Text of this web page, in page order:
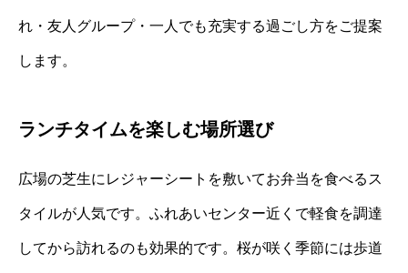
れ・友人グループ・一人でも充実する過ごし方をご提案
します。
ランチタイムを楽しむ場所選び
広場の芝生にレジャーシートを敷いてお弁当を食べるス
タイルが人気です。ふれあいセンター近くで軽食を調達
してから訪れるのも効果的です。桜が咲く季節には歩道